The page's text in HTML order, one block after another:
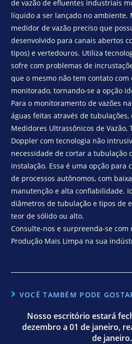
de vazão de efluentes industriais
líquido a ser lançado no ambiente.
medidor de vazão preciso que
desenvolvido para canais abertos
tipos) e vertedouros. Utiliza
sofre com problemas de
que o mesmo não tem contato com
monitorado, tornando-se a opção
Para o monitoramento de vazões
águas feitas através de tubulações,
Medidores Ultrassônicos de Vazão,
Doppler com tecnologia não
necessidade de cortar a tubulação
instalação. Essa é uma opção para
de processos autônomos, com
manutenção e alta confiabilidade.
diâmetros de tubulação e tipos de
teor de sólido ou alto.
Consulte-nos e surpreenda-se com
Produção Mais Limpa na sua
VOCÊ TAMBÉM PODE
Nosso escritório estará
dezembro a 01 de janeiro,
de janeiro.